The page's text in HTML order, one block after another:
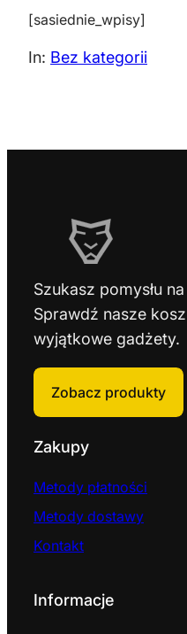
[sasiednie_wpisy]
In: Bez kategorii
Szukasz pomysłu
Sprawdź nasze
wyjątkowe gadżety.
Zobacz produkty
Zakupy
Metody płatności
Metody dostawy
Kontakt
Informacje